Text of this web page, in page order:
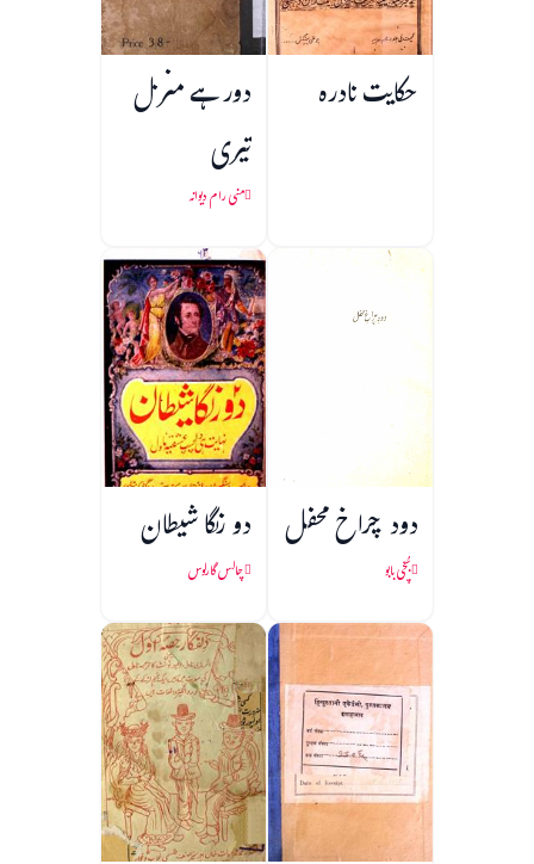
حکایت نادرہ دور ہے منزل
تیری
منی رام دیوانہ
دود چراخ محفل
بُچّی بابو
دو رنگا شیطان
چالس گارلوس